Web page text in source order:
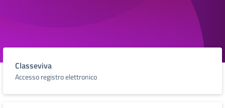
Classeviva
Accesso registro elettronico